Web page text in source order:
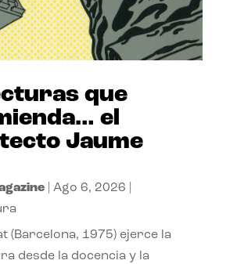
que
el
Jaume
| Ago 6, 2026
(Barcelona, 1975) ejerce la
desde la docencia y la